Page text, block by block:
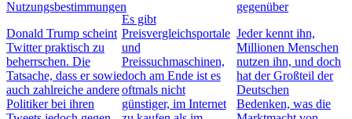
Nutzungsbestimmungen
Donald Trump scheint
Twitter praktisch zu
beherrschen. Die
Tatsache, dass er sowie
auch zahlreiche andere
Politiker bei ihren
Es gibt
Preisvergleichsportale
und
Preissuchmaschinen,
doch am Ende ist es
oftmals nicht
günstiger, im Internet
gegenüber
Jeder kennt ihn,
Millionen Menschen
nutzen ihn, und doch
hat der Großteil der
Deutschen
Bedenken, was die